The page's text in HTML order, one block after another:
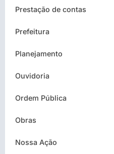
Prestação de contas
Prefeitura
Planejamento
Ouvidoria
Ordem Pública
Obras
Nossa Ação